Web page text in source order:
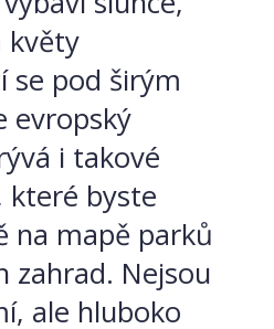
květy
se pod širým
evropský
i takové
které byste
na mapě parků
zahrad. Nejsou
ale hluboko